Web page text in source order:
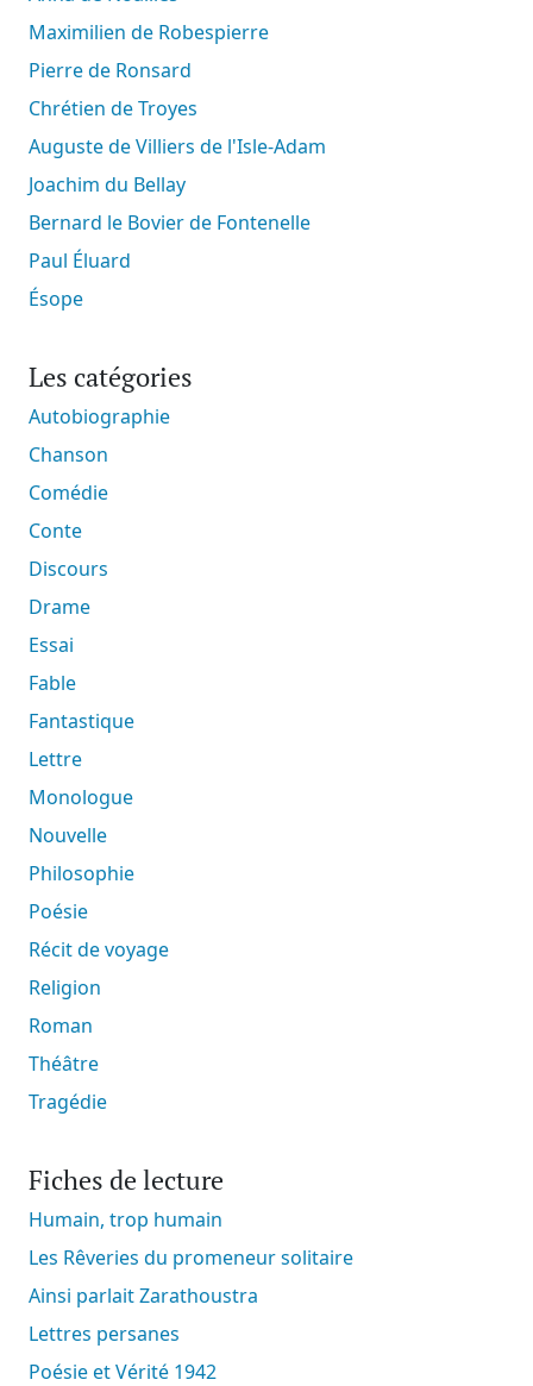
Maximilien de Robespierre
Pierre de Ronsard
Chrétien de Troyes
Auguste de Villiers de l'Isle-Adam
Joachim du Bellay
Bernard le Bovier de Fontenelle
Paul Éluard
Ésope
Les catégories
Autobiographie
Chanson
Comédie
Conte
Discours
Drame
Essai
Fable
Fantastique
Lettre
Monologue
Nouvelle
Philosophie
Poésie
Récit de voyage
Religion
Roman
Théâtre
Tragédie
Fiches de lecture
Humain, trop humain
Les Rêveries du promeneur solitaire
Ainsi parlait Zarathoustra
Lettres persanes
Poésie et Vérité 1942